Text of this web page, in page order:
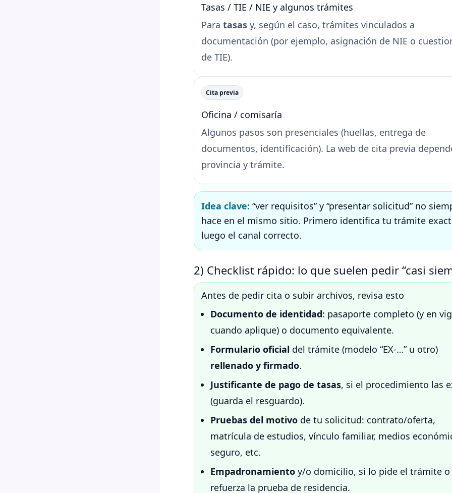
Tasas / TIE / NIE y algunos trámites
Para tasas y, según el caso, trámites vinculados a
documentación (por ejemplo, asignación de NIE o
de TIE).
Cita previa
Oficina / comisaría
Algunos pasos son presenciales (huellas, entrega de
documentos, identificación). La web de cita previa
provincia y trámite.
Idea clave: “ver requisitos” y “presentar solicitud” no
hace en el mismo sitio. Primero identifica tu trámite
luego el canal correcto.
2) Checklist rápido: lo que suelen pedir “casi
Antes de pedir cita o subir archivos, revisa esto
Documento de identidad: pasaporte completo (y en
cuando aplique) o documento equivalente.
Formulario oficial del trámite (modelo “EX-…” u otro)
rellenado y firmado.
Justificante de pago de tasas, si el procedimiento las
(guarda el resguardo).
Pruebas del motivo de tu solicitud: contrato/oferta,
matrícula de estudios, vínculo familiar, medios
seguro, etc.
Empadronamiento y/o domicilio, si lo pide el trámite o
refuerza la prueba de residencia.